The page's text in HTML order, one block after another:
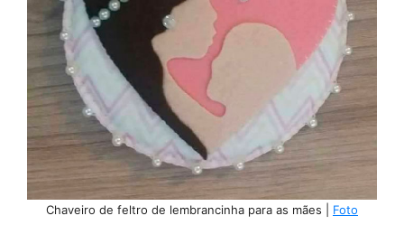
Chaveiro de feltro de lembrancinha para as mães | Foto